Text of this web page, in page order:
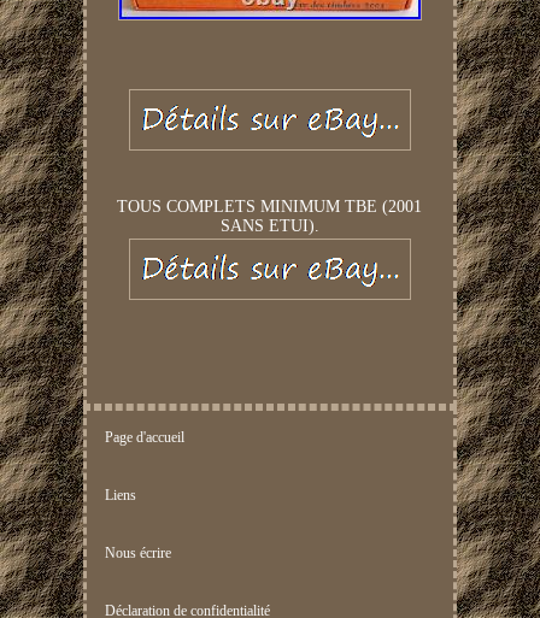
TOUS COMPLETS MINIMUM TBE (2001
SANS ETUI).
Page d'accueil
Liens
Nous écrire
Déclaration de confidentialité